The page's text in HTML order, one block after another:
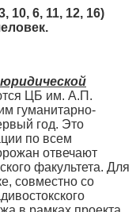
6, 11, 12, 16)
ЦБ им. А.П.
гуманитарно-
год. Это
по всем
отвечают
факультета. Для
совместно со